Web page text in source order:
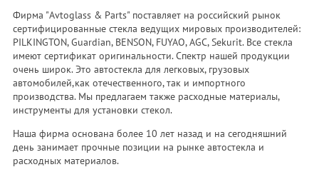
Фирма "Avtoglass & Parts" поставляет на российский рынок
сертифицированные стекла ведущих мировых производителей:
PILKINGTON, Guardian, BENSON, FUYAO, AGC, Sekurit. Все стекла
имеют сертификат оригинальности. Спектр нашей продукции
очень широк. Это автостекла для легковых, грузовых
автомобилей,как отечественного, так и импортного
производства. Мы предлагаем также расходные материалы,
инструменты для установки стекол.
Наша фирма основана более 10 лет назад и на сегодняшний
день занимает прочные позиции на рынке автостекла и
расходных материалов.